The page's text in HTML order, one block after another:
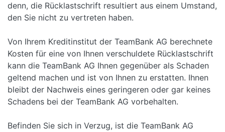
denn, die Rücklastschrift resultiert aus einem Umstand,
den Sie nicht zu vertreten haben.
Von Ihrem Kreditinstitut der TeamBank AG berechnete
Kosten für eine von Ihnen verschuldete Rücklastschrift
kann die TeamBank AG Ihnen gegenüber als Schaden
geltend machen und ist von Ihnen zu erstatten. Ihnen
bleibt der Nachweis eines geringeren oder gar keines
Schadens bei der TeamBank AG vorbehalten.
Befinden Sie sich in Verzug, ist die TeamBank AG